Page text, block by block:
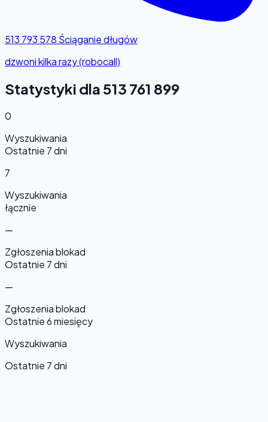
513 793 578 Ściąganie długów
dzwoni kilka razy (robocall)
Statystyki dla 513 761 899
0
Wyszukiwania
Ostatnie 7 dni
7
Wyszukiwania
łącznie
—
Zgłoszenia blokad
Ostatnie 7 dni
—
Zgłoszenia blokad
Ostatnie 6 miesięcy
Wyszukiwania
Ostatnie 7 dni